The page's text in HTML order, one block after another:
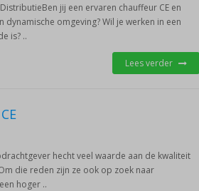
jij een ervaren chauffeur CE en
dynamische omgeving? Wil je werken in een
is? ..
Lees verder
hecht veel waarde aan de kwaliteit
die reden zijn ze ook op zoek naar
hoger ..